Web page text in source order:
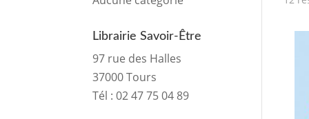
Librairie Savoir-Être
97 rue des Halles
37000 Tours
Tél :02 47 75 04 89